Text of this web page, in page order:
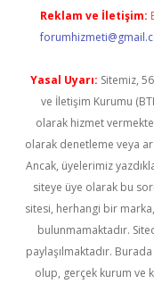
Reklam ve İletişim:
Yasal Uyarı: Sitemiz,
ve İletişim Kurumu
olarak hizmet
olarak denetleme veya
Ancak, üyelerimiz
siteye üye olarak bu
sitesi, herhangi bir
bulunmamaktadır.
paylaşılmaktadır.
olup, gerçek kurum ve